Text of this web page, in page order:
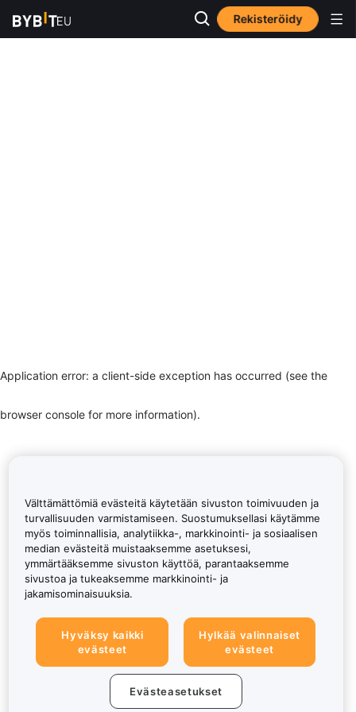
Rekisteröidy
Application error: a client-side exception has occurred (see the
browser console for more information).
Välttämättömiä evästeitä käytetään sivuston toimivuuden ja
turvallisuuden varmistamiseen. Suostumuksellasi käytämme
myös toiminnallisia, analytiikka-, markkinointi- ja sosiaalisen
median evästeitä muistaaksemme asetuksesi,
ymmärtääksemme sivuston käyttöä, parantaaksemme
sivustoa ja tukeaksemme markkinointi- ja
jakamisominaisuuksia.
Hyväksy kaikki
evästeet
Hylkää valinnaiset
evästeet
Evästeasetukset